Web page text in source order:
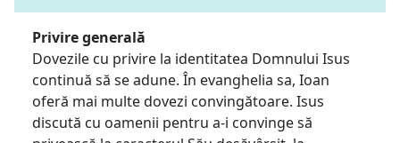
Privire generală
Dovezile cu privire la identitatea Domnului Isus
continuă să se adune. În evanghelia sa, Ioan
oferă mai multe dovezi convingătoare. Isus
discută cu oamenii pentru a-i convinge să